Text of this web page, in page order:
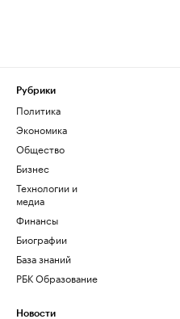
Рубрики
Политика
Экономика
Общество
Бизнес
Технологии и
медиа
Финансы
Биографии
База знаний
РБК Образование
Новости